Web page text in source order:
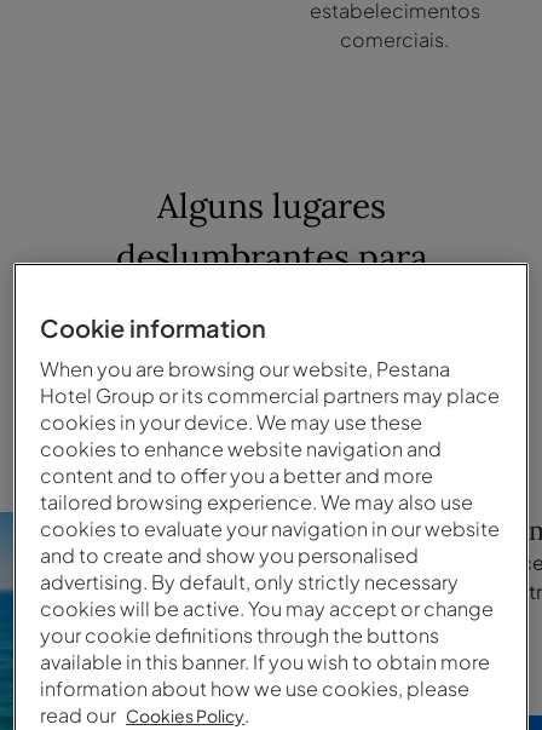
estabelecimentos
comerciais.
Alguns lugares
deslumbrantes para
adicionar
à sua lista de desejos em
Portugal
São Miguel
Os Açores
de atividades e
os gostos.
Ler mais
Cookie information
When you are browsing our website, Pestana
Hotel Group or its commercial partners may place
cookies in your device. We may use these
cookies to enhance website navigation and
content and to offer you a better and more
tailored browsing experience. We may also use
cookies to evaluate your navigation in our website
and to create and show you personalised
advertising. By default, only strictly necessary
cookies will be active. You may accept or change
your cookie definitions through the buttons
available in this banner. If you wish to obtain more
information about how we use cookies, please
read our Cookies Policy.